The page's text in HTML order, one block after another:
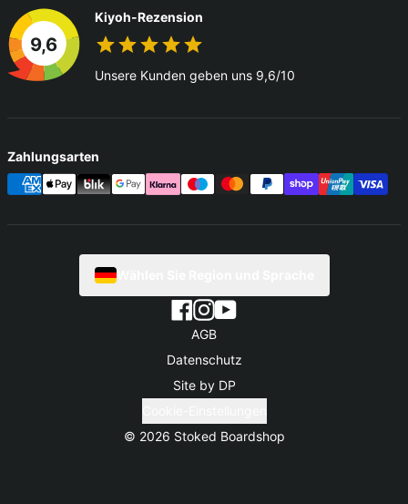
9,6
Kiyoh-Rezension
Unsere Kunden geben uns 9,6/10
Zahlungsarten
Wählen Sie Region und Sprache
AGB
Datenschutz
Site by DP
© 2026 Stoked Boardshop